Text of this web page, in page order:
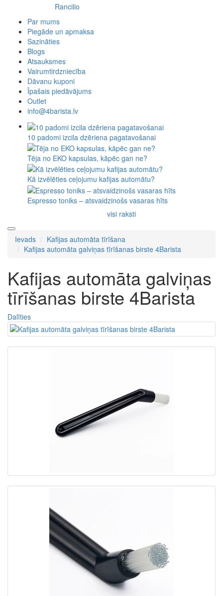
Rancilio
Par mums
Piegāde un apmaksa
Sazināties
Blogs
Atsauksmes
Vairumtirdzniecība
Dāvanu kuponi
Īpašais piedāvājums
Outlet
info@4barista.lv
10 padomi izcila dzēriena pagatavošanai
Tēja no EKO kapsulas, kāpēc gan ne?
Kā izvēlēties ceļojumu kafijas automātu?
Espresso toniks – atsvaidzinošs vasaras hīts
visi raksti
Ievads
Kafijas automāta tīrīšana
Kafijas automāta galviņas tīrīšanas birste 4Barista
Kafijas automāta galviņas
tīrīšanas birste 4Barista
Dalīties